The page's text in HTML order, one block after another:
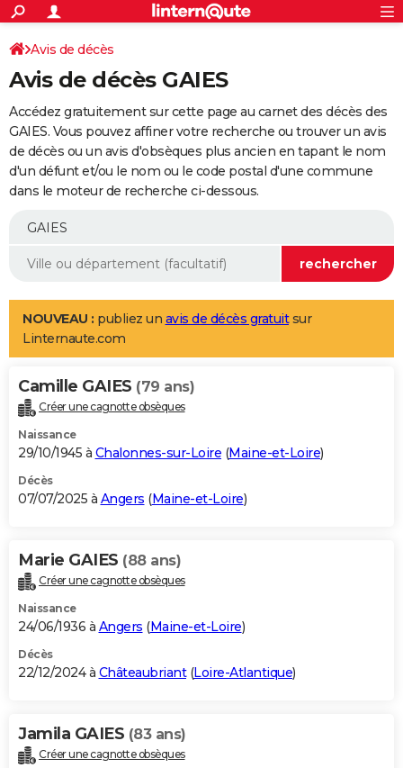
ACTUALITÉS
Politique
Société
Faits Divers
Education
Monde
Villes
+
SPORT
Coupe du monde 2026
Football
Tennis
Cyclisme
Rugby
Forum
Programme TV
TNT
Streaming
Cinéma
Sorties cinéma
Musique
+
FINANCE
Retraite
Impôts
Epargne
Immobilier
Risques naturels par ville
Banque
Assurance
Crédit
AUTO
Essais
Réserver un essai
Citadines
Berlines
SUV
Forum auto
+
Mobiles
Meilleur smartphone
Internet
Ordinateurs
Jeux vidéo
Guide high-tech
Aménagement intérieur
LIFESTYLE
Art de vivre
Bien-être
Loisirs
Mode
Modes de vie
Alimentation
Guide de la santé
Maladies
Médicaments
Sommeil
VOYAGE
Destinations
City break
Voyage nature
Voyage de noces
Forum
Climat
+PHOTO
GUIDES D'ACHAT
BONS PLANS
Carte de Noël
Carte Bonne année
Carte Saint-Valentin
Carte Pâques
Carte d'anniversaire
DICTIONNAIRE
Dictionnaire
Biographies
Citations
Expressions
Proverbes
PROGRAMME TV
S'inscrire
Se connecter
Lycées
Collèges
Primaires
Universités
Entreprises
Service militaire
Avis de recherche
AVIS DE DÉCÈS
Bricolage
Lifestyle
Culture
Sport
Auto
Television
Voyage
Cinema
Avis de décès
Avis de décès GAIES
Accédez gratuitement sur cette page au carnet des décès des
GAIES. Vous pouvez affiner votre recherche ou trouver un avis
de décès ou un avis d'obsèques plus ancien en tapant le nom
d'un défunt et/ou le nom ou le code postal d'une commune
dans le moteur de recherche ci-dessous.
NOUVEAU : publiez un avis de décès gratuitsur
Linternaute.com
Camille GAIES (79 ans)
Créer une cagnotte obsèques
Naissance
29/10/1945 à Chalonnes-sur-Loire (Maine-et-Loire)
Décès
07/07/2025 à Angers (Maine-et-Loire)
Marie GAIES (88 ans)
Créer une cagnotte obsèques
Naissance
24/06/1936 à Angers (Maine-et-Loire)
Décès
22/12/2024 à Châteaubriant(Loire-Atlantique)
Jamila GAIES (83 ans)
Créer une cagnotte obsèques